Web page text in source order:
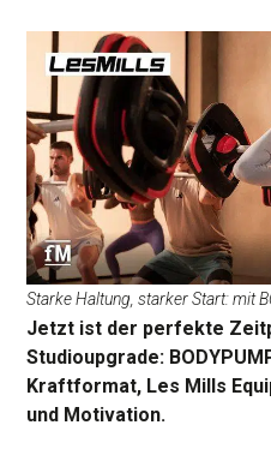
Starke Haltung, starker Start: mit
Jetzt ist der perfekte
Studioupgrade:
Kraftformat, Les Mills
und Motivation.